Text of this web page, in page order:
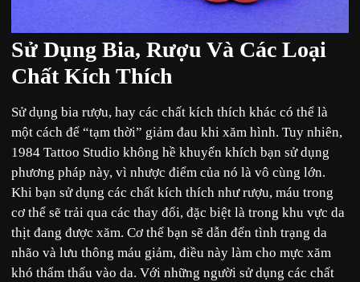
Sử Dụng Bia, Rượu Và Các Loại
Chất Kích Thích
Sử dụng bia rượu, hay các chất kích thích khác có thể là
một cách để “tạm thời” giảm đau khi xăm hình. Tuy nhiên,
1984 Tattoo Studio không hề khuyến khích bạn sử dụng
phương pháp này, vì nhược điểm của nó là vô cùng lớn.
Khi bạn sử dụng các chất kích thích như rượu, máu trong
cơ thể sẽ trải qua các thay đổi, đặc biệt là trong khu vực da
thịt đang được xăm. Cơ thể bạn sẽ dẫn đến tình trạng da
nhão và lưu thông máu giảm, điều này làm cho mực xăm
khó thẩm thấu vào da. Với những người sử dụng các chất